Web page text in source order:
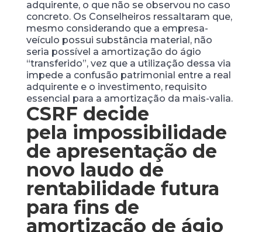
adquirente, o que não se observou no caso
concreto. Os Conselheiros ressaltaram que,
mesmo considerando que a empresa-
veículo possui substância material, não
seria possível a amortização do ágio
“transferido”, vez que a utilização dessa via
impede a confusão patrimonial entre a real
adquirente e o investimento, requisito
essencial para a amortização da mais-valia.
CSRF decide
pela impossibilidade
de apresentação de
novo laudo de
rentabilidade futura
para fins de
amortização de ágio